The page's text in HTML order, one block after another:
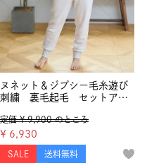
ヌネット＆ジプシー毛糸遊び
刺繍 裏毛起毛 セットアッ
定価 ¥ 9,900 のところ
¥ 6,930
SALE 送料無料